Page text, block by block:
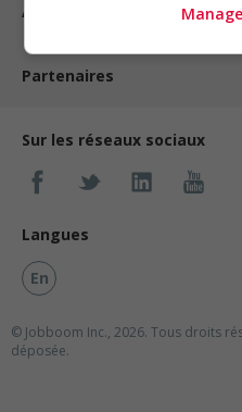
À propos
Partenaires
Sur les réseaux sociaux
Langues
En
© Jobboom Inc., 2026. Tous droits
déposée.